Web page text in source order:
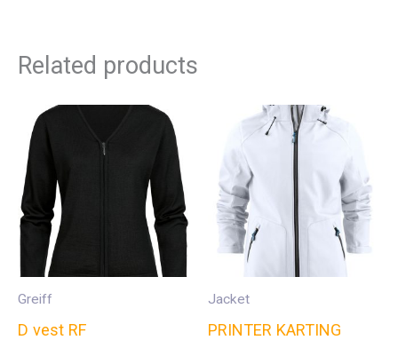
Related products
Greiff
D vest RF
Jacket
PRINTER KARTING